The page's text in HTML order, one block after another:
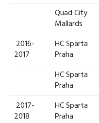
Quad City
Mallards
2016-
2017
HC Sparta
Praha
HC Sparta
Praha
2017-
2018
HC Sparta
Praha